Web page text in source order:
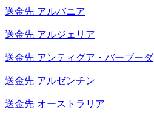
送金先 アルバニア
送金先 アルジェリア
送金先 アンティグア・バーブーダ
送金先 アルゼンチン
送金先 オーストラリア